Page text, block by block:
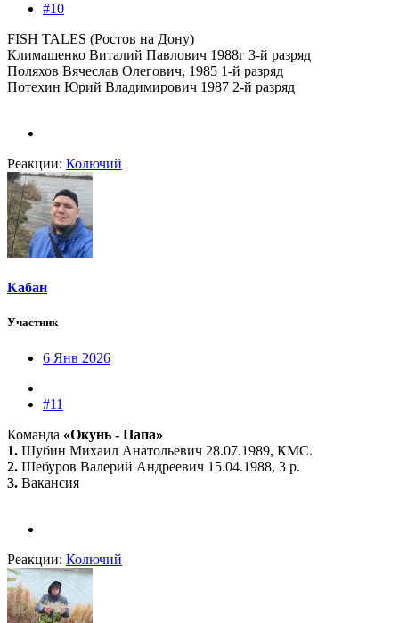
#10
FISH TALES (Ростов на Дону)
Климашенко Виталий Павлович 1988г 3-й разряд
Поляхов Вячеслав Олегович, 1985 1-й разряд
Потехин Юрий Владимирович 1987 2-й разряд
Реакции: Колючий
Кабан
Участник
6 Янв 2026
#11
Команда «Окунь - Папа»
1. Шубин Михаил Анатольевич 28.07.1989, КМС.
2. Шебуров Валерий Андреевич 15.04.1988, 3 р.
3. Вакансия
Реакции: Колючий